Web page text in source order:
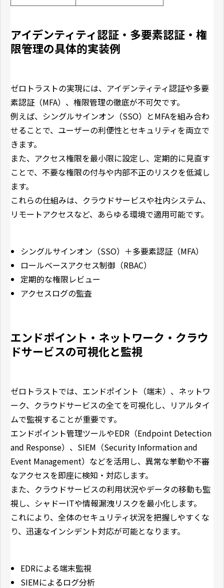
アイデンティティ認証・多要素認証・権
限管理の具体的実装例
ゼロトラストの実現には、アイデンティティ認証や多要
素認証（MFA）、権限管理の徹底が不可欠です。
例えば、シングルサインオン（SSO）とMFAを組み合わ
せることで、ユーザーの利便性とセキュリティを両立で
きます。
また、アクセス権限を最小限に設定し、定期的に見直す
ことで、不要な権限の付与や内部不正のリスクを低減し
ます。
これらの仕組みは、クラウドサービスや社内システム、
リモートアクセスなど、あらゆる環境で適用可能です。
シングルサインオン（SSO）＋多要素認証（MFA）
ロールベースアクセス制御（RBAC）
定期的な権限レビュー
アクセスログの監査
エンドポイント・ネットワーク・クラウ
ドサービスの可視化と監視
ゼロトラストでは、エンドポイント（端末）、ネットワ
ーク、クラウドサービスの全てを可視化し、リアルタイ
ムで監視することが重要です。
エンドポイント管理ツールやEDR（Endpoint Detection
and Response）、SIEM（Security Information and
Event Management）などを活用し、異常な挙動や不審
なアクセスを即座に検知・対応します。
また、クラウドサービスの利用状況やデータの移動も監
視し、シャドーITや情報漏洩リスクを最小化します。
これにより、全体のセキュリティ状況を把握しやすくな
り、迅速なインシデント対応が可能となります。
EDRによる端末監視
SIEMによるログ分析